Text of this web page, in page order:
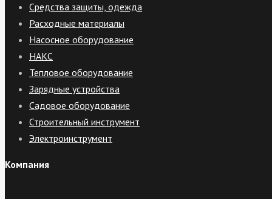
Средства защиты, одежда
Расходные материалы
Насосное оборудование
НАКС
Тепловое оборудование
Зарядные устройства
Садовое оборудование
Строительный инструмент
Электроинструмент
Компания